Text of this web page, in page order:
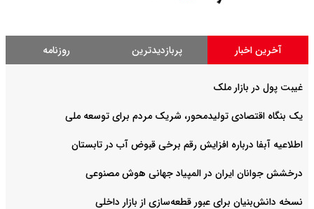
آخرین اخبار پربازدیدترین روزنامه
غیبت پول در بازار ملک
یک بنگاه اقتصادی تولیدمحور، شریک مردم برای توسعه ملی
اطلاعیه آبفا درباره افزایش رقم برخی قبوض آب در تابستان
درخشش جوانان ایران در المپیاد جهانی هوش مصنوعی
نسخه دانش‌بنیان برای عبور قطعه‌سازی از بازار داخلی